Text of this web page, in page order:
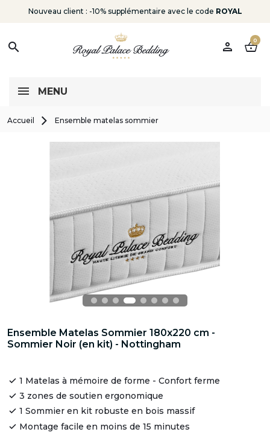
Nouveau client : -10% supplémentaire avec le code ROYAL
search person shopping_basket
0
MENU
Accueil Ensemble matelas sommier
Ensemble Matelas Sommier 180x220 cm -
Sommier Noir (en kit) - Nottingham
1 Matelas à mémoire de forme - Confort ferme
3 zones de soutien ergonomique
1 Sommier en kit robuste en bois massif
Montage facile en moins de 15 minutes